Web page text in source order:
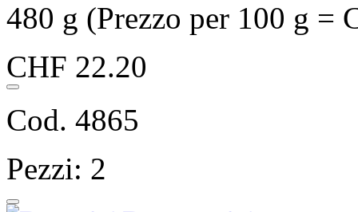
480 g (Prezzo per 100 g =
CHF 22.20
Cod. 4865
Pezzi: 2